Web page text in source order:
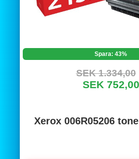
Spara: 43%
SEK 1.334,00
SEK 752,00
Xerox 006R05206